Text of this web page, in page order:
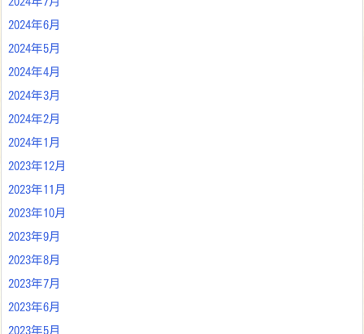
2024年6月
2024年5月
2024年4月
2024年3月
2024年2月
2024年1月
2023年12月
2023年11月
2023年10月
2023年9月
2023年8月
2023年7月
2023年6月
2023年5月